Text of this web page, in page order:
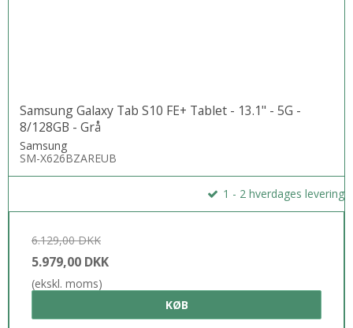
Samsung Galaxy Tab S10 FE+ Tablet - 13.1" - 5G -
8/128GB - Grå
Samsung
SM-X626BZAREUB
1 - 2 hverdages levering
6.129,00 DKK
5.979,00 DKK
(ekskl. moms)
KØB